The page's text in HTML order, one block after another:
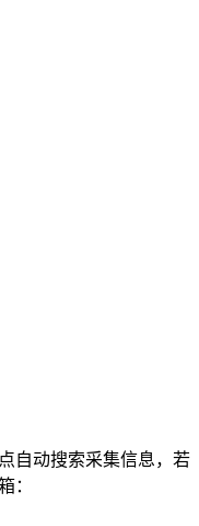
自动搜索采集信息，若
：